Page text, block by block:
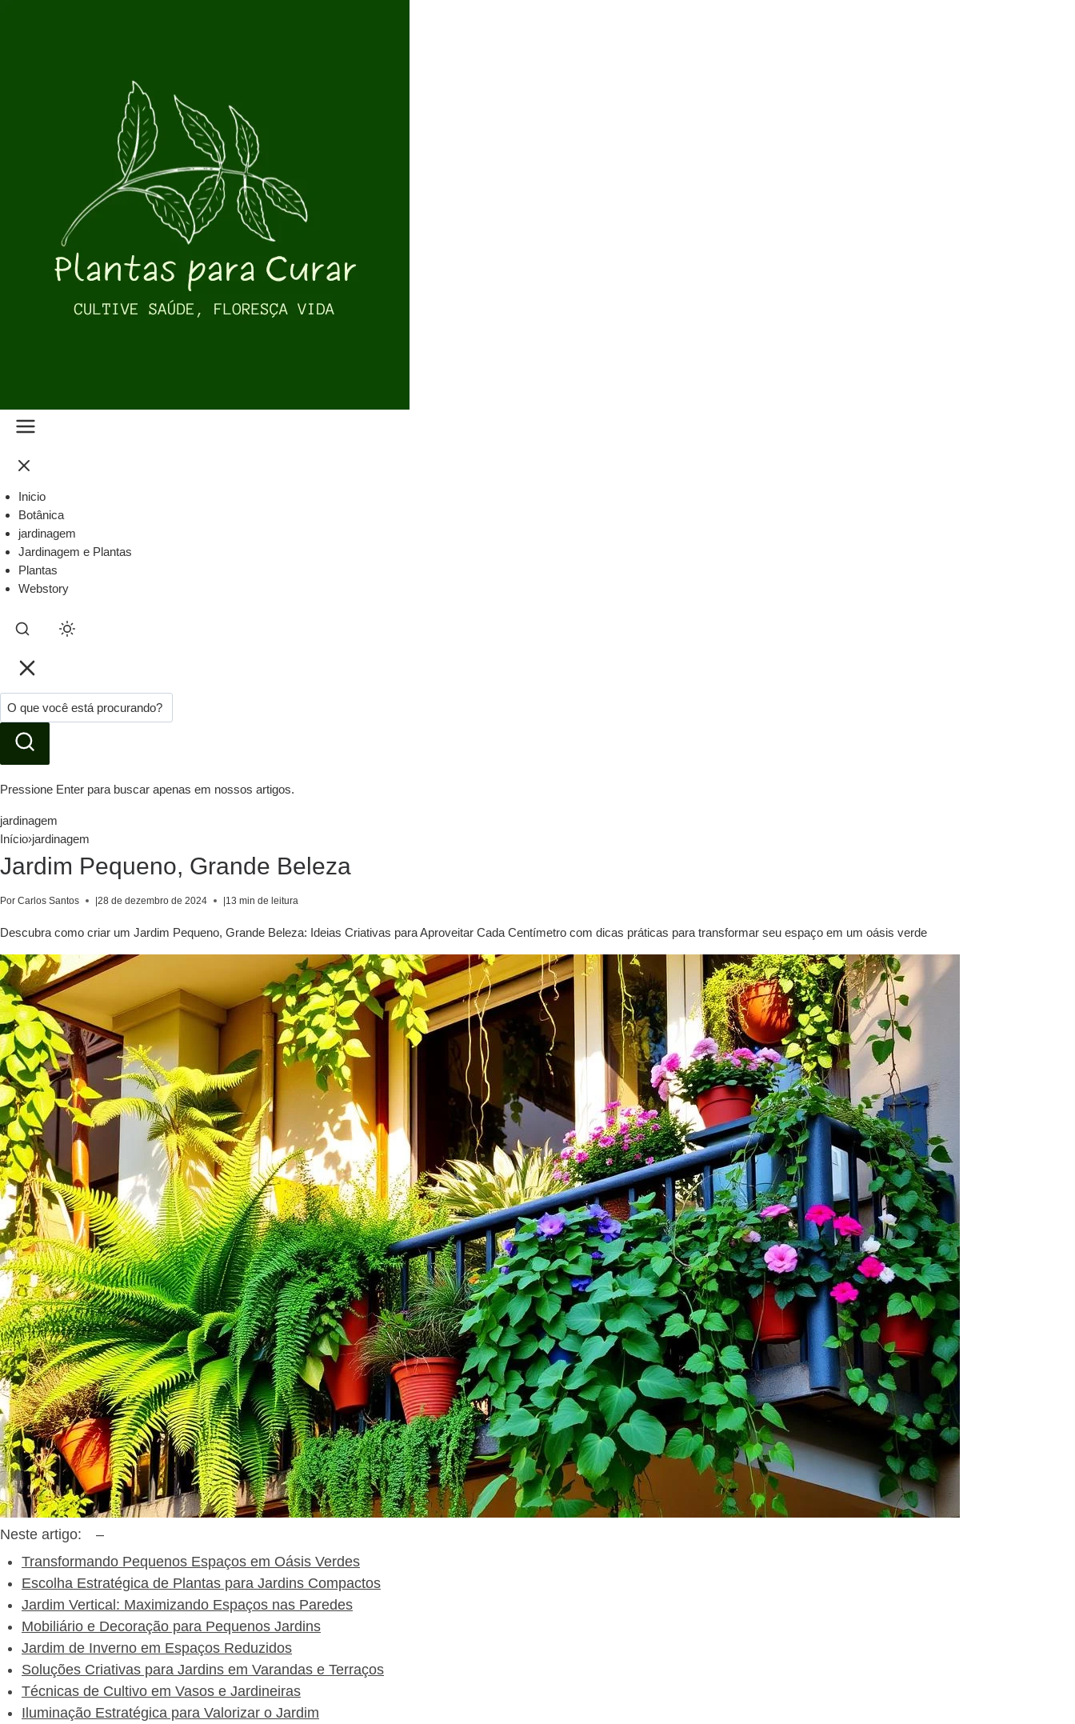
Inicio
Botânica
jardinagem
Jardinagem e Plantas
Plantas
Webstory
Pressione Enter para buscar apenas em nossos artigos.
jardinagem
Início›jardinagem
Jardim Pequeno, Grande Beleza
Por Carlos Santos |28 de dezembro de 2024 |13 min de leitura
Descubra como criar um Jardim Pequeno, Grande Beleza: Ideias Criativas para Aproveitar Cada Centímetro com dicas práticas para transformar seu espaço em um oásis verde
Neste artigo:
–
Transformando Pequenos Espaços em Oásis Verdes
Escolha Estratégica de Plantas para Jardins Compactos
Jardim Vertical: Maximizando Espaços nas Paredes
Mobiliário e Decoração para Pequenos Jardins
Jardim de Inverno em Espaços Reduzidos
Soluções Criativas para Jardins em Varandas e Terraços
Técnicas de Cultivo em Vasos e Jardineiras
Iluminação Estratégica para Valorizar o Jardim